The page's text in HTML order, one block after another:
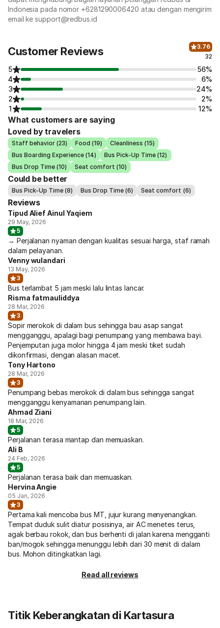
Indonesia pada nomor +6281290006420 atau dengan mengirim
email ke support@redbus.id
Customer Reviews
3.76
32
5
56%
4
6%
3
24%
2
2%
1
12%
What customers are saying
Loved by travelers
Staff behavior (23) Food (19)
Cleanliness (15)
Bus Boarding Experience (14)
Bus Pick-Up Time (12)
Bus Drop Time (10)
Seat comfort (10)
Could be better
Bus Pick-Up Time (8) Bus Drop Time (6) Seat comfort (6)
Reviews
Tipud Alief Ainul Yaqiem
29 May, 2026
5
→ Perjalanan nyaman dengan kualitas sesuai harga, staf ramah
dalam pelayanan.
Venny wulandari
13 May, 2026
3
Bus terlambat 5 jam meski lalu lintas lancar.
Risma fatmauliddya
28 Mar, 2026
3
Sopir merokok di dalam bus sehingga bau asap sangat
mengganggu, apalagi bagi penumpang yang membawa bayi.
Penjemputan juga molor hingga 4 jam meski tiket sudah
dikonfirmasi, dengan alasan macet.
Tony Hartono
28 Mar, 2026
3
Penumpang bebas merokok di dalam bus sehingga sangat
mengganggu kenyamanan penumpang lain.
Ahmad Ziani
18 Mar, 2026
5
Perjalanan terasa mantap dan memuaskan.
Ali B
24 Feb, 2026
5
Perjalanan terasa baik dan memuaskan.
Hervina Angie
05 Jan, 2026
3
Pertama kali mencoba bus MT, jujur kurang menyenangkan.
Tempat duduk sulit diatur posisinya, air AC menetes terus,
agak berbau rokok, dan bus berhenti di jalan karena mengganti
ban/mogok sehingga menunggu lebih dari 30 menit di dalam
bus. Mohon ditingkatkan lagi.
Read all reviews
Titik Keberangkatan di Kartasura